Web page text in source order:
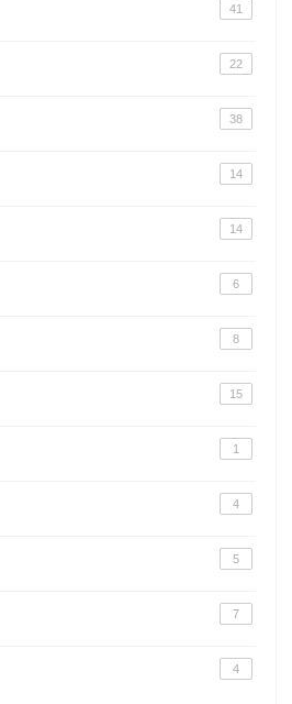
41
22
38
14
14
6
8
15
1
4
5
7
4